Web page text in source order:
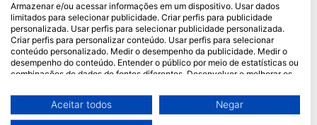
SSI
LiveAboard.com
Mares
Aqualung
Armazenar e/ou acessar informações em um dispositivo. Usar dados
limitados para selecionar publicidade. Criar perfis para publicidade
personalizada. Usar perfis para selecionar publicidade personalizada.
Criar perfis para personalizar conteúdo. Usar perfis para selecionar
conteúdo personalizado. Medir o desempenho da publicidade. Medir o
desempenho do conteúdo. Entender o público por meio de estatísticas ou
combinações de dados de fontes diferentes. Desenvolver e melhorar os
Você pode encontrar mais informações sobre o uso de dados pelo Google
aqui: https://business.safety.google/privacy/
Aceitar todos Negar